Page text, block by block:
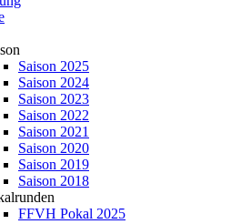
Saison 2025
Saison 2024
Saison 2023
Saison 2022
Saison 2021
Saison 2020
Saison 2019
Saison 2018
FFVH Pokal 2025